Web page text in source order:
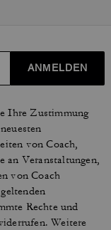
ANMELDEN
Ihre Zustimmung
von Coach,
an Veranstaltungen,
von Coach
Rechte und
Weitere